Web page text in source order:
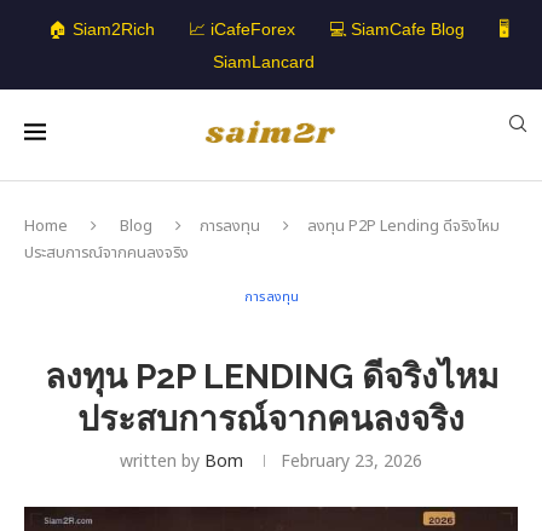
🏠 Siam2Rich 📈 iCafeForex 💻 SiamCafe Blog
🖥️
SiamLancard
Home Blog การลงทุน
ลงทุน P2P Lending ดีจริงไหม
ประสบการณ์จากคนลงจริง
การลงทุน
ลงทุน P2P LENDING ดีจริงไหม
ประสบการณ์จากคนลงจริง
written by Bom February 23, 2026